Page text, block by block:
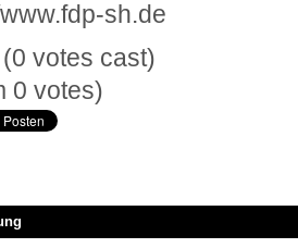
sh.de
(0 votes cast)
0 votes)